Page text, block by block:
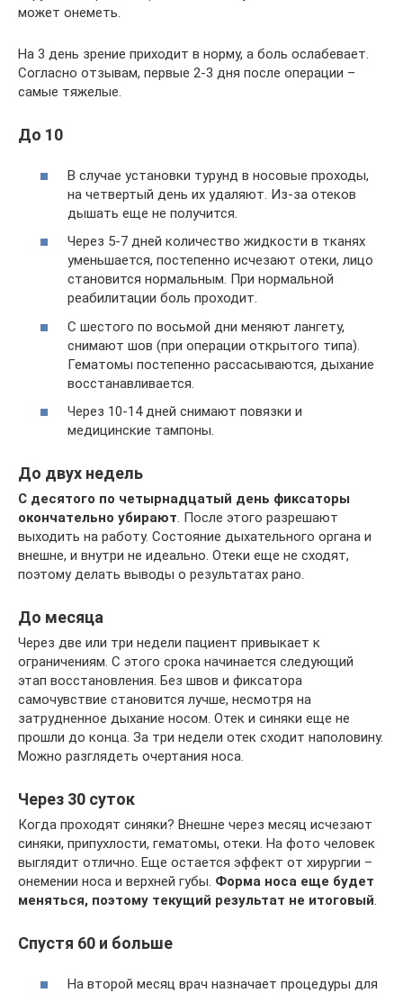
может онеметь.
На 3 день зрение приходит в норму, а боль ослабевает.
Согласно отзывам, первые 2-3 дня после операции –
самые тяжелые.
До 10
В случае установки турунд в носовые проходы,
на четвертый день их удаляют. Из-за отеков
дышать еще не получится.
Через 5-7 дней количество жидкости в тканях
уменьшается, постепенно исчезают отеки, лицо
становится нормальным. При нормальной
реабилитации боль проходит.
С шестого по восьмой дни меняют лангету,
снимают шов (при операции открытого типа).
Гематомы постепенно рассасываются, дыхание
восстанавливается.
Через 10-14 дней снимают повязки и
медицинские тампоны.
До двух недель
С десятого по четырнадцатый день фиксаторы
окончательно убирают. После этого разрешают
выходить на работу. Состояние дыхательного органа и
внешне, и внутри не идеально. Отеки еще не сходят,
поэтому делать выводы о результатах рано.
До месяца
Через две или три недели пациент привыкает к
ограничениям. С этого срока начинается следующий
этап восстановления. Без швов и фиксатора
самочувствие становится лучше, несмотря на
затрудненное дыхание носом. Отек и синяки еще не
прошли до конца. За три недели отек сходит наполовину.
Можно разглядеть очертания носа.
Через 30 суток
Когда проходят синяки? Внешне через месяц исчезают
синяки, припухлости, гематомы, отеки. На фото человек
выглядит отлично. Еще остается эффект от хирургии –
онемении носа и верхней губы. Форма носа еще будет
меняться, поэтому текущий результат не итоговый.
Спустя 60 и больше
На второй месяц врач назначает процедуры для